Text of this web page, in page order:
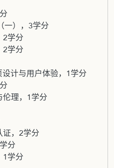
一），3学分
2学分
2学分
计与用户体验，1学分
理，1学分
证，2学分
分
1学分